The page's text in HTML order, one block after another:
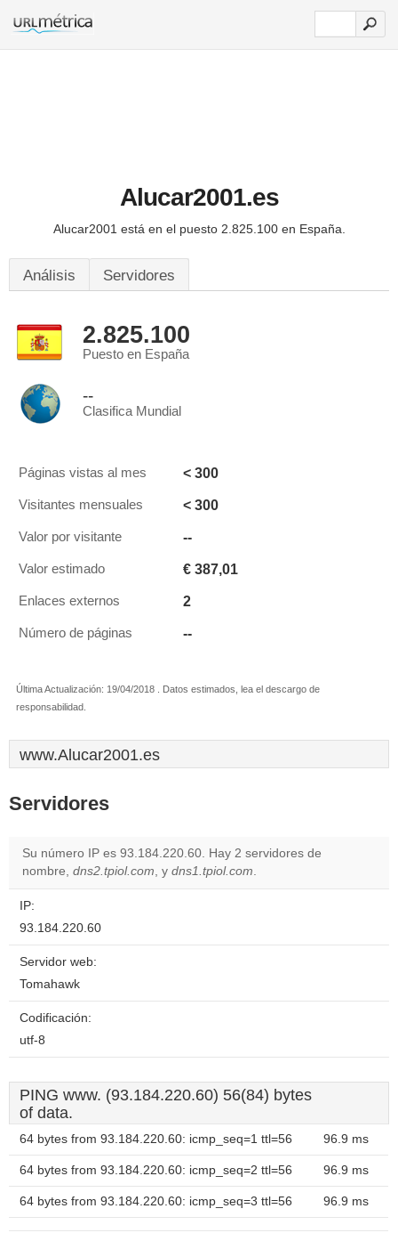
Alucar2001.es
Alucar2001 está en el puesto 2.825.100 en España.
Análisis Servidores
2.825.100
Puesto en España
--
Clasifica Mundial
Páginas vistas al mes < 300
Visitantes mensuales < 300
Valor por visitante --
Valor estimado € 387,01
Enlaces externos 2
Número de páginas --
Última Actualización: 19/04/2018 . Datos estimados, lea el descargo de
responsabilidad.
www.Alucar2001.es
Servidores
Su número IP es 93.184.220.60. Hay 2 servidores de
nombre, dns2.tpiol.com, y dns1.tpiol.com.
IP:
93.184.220.60
Servidor web:
Tomahawk
Codificación:
utf-8
PING www. (93.184.220.60) 56(84) bytes
of data.
64 bytes from 93.184.220.60: icmp_seq=1 ttl=56 96.9 ms
64 bytes from 93.184.220.60: icmp_seq=2 ttl=56 96.9 ms
64 bytes from 93.184.220.60: icmp_seq=3 ttl=56 96.9 ms